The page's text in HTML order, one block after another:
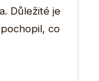
Důležité je
co